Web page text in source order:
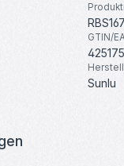
GTIN/
Sunlu